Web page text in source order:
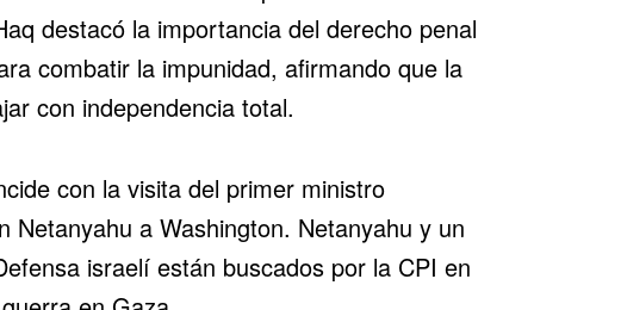
destacó la importancia del derecho penal
combatir la impunidad, afirmando que la
con independencia total.
con la visita del primer ministro
Netanyahu a Washington. Netanyahu y un
israelí están buscados por la CPI en